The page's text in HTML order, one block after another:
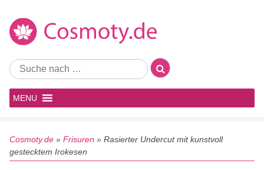
MENU
Cosmoty.de » Frisuren » Rasierter Undercut mit kunstvoll
gestecktem Irokesen